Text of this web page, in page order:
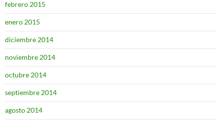
febrero 2015
enero 2015
diciembre 2014
noviembre 2014
octubre 2014
septiembre 2014
agosto 2014